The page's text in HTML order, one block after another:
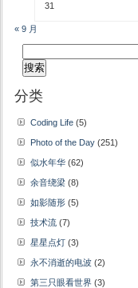
31
« 9 月
索：
分类
Coding Life (5)
Photo of the Day (251)
似水年华 (62)
余音绕梁 (8)
如影随形 (5)
技术流 (7)
星星点灯 (3)
永不消逝的电波 (2)
第三只眼看世界 (3)